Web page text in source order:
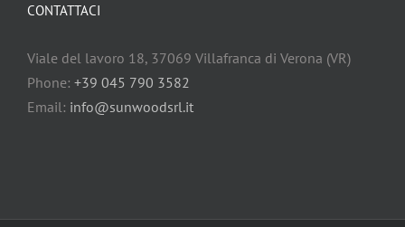
CONTATTACI
Viale del lavoro 18, 37069 Villafranca di Verona (VR)
Phone: +39 045 790 3582
Email: info@sunwoodsrl.it